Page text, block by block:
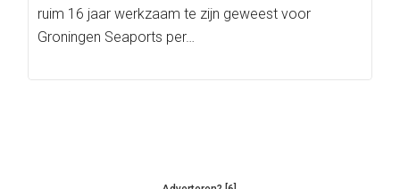
ruim 16 jaar werkzaam te zijn geweest voor
Groningen Seaports per…